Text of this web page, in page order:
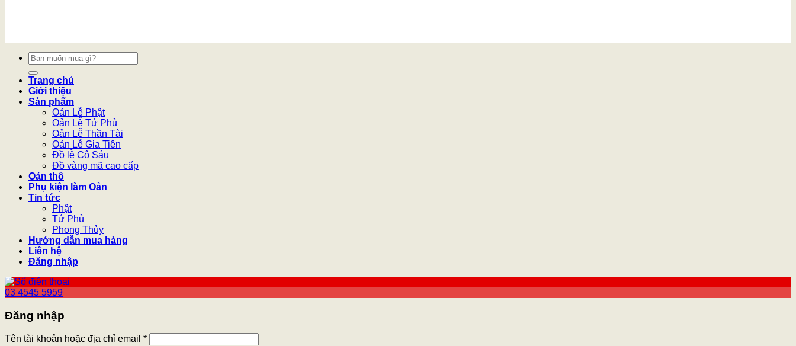
Tìm
kiếm:
Trang chủ
Giới thiệu
Sản phẩm
Oản Lễ Phật
Oản Lễ Tứ Phủ
Oản Lễ Thần Tài
Oản Lễ Gia Tiên
Đồ lễ Cô Sáu
Đồ vàng mã cao cấp
Oản thô
Phụ kiện làm Oản
Tin tức
Phật
Tứ Phủ
Phong Thủy
Hướng dẫn mua hàng
Liên hệ
Đăng nhập
03 4545 5959
Đăng nhập
Tên tài khoản hoặc địa chỉ email *